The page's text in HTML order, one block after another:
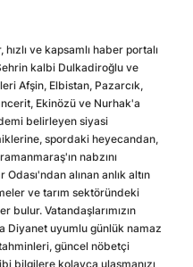
ve kapsamlı haber portalı
kalbi Dulkadiroğlu ve
Afşin, Elbistan, Pazarcık,
Ekinözü ve Nurhak'a
belirleyen siyasi
spordaki heyecandan,
nabzını
alınan anlık altın
ve tarım sektöründeki
bulur. Vatandaşlarımızın
Diyanet uyumlu günlük namaz
güncel nöbetçi
bilgilere kolayca ulaşmanızı